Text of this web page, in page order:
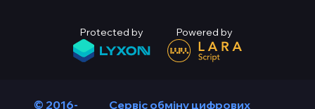
Protected by Powered by
© 2016- Сервіс обміну цифрових